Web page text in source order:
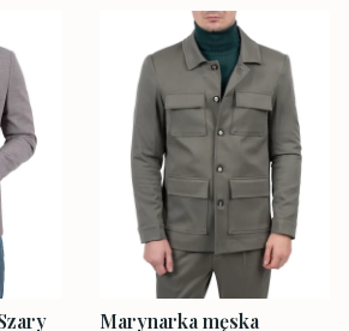
Marynarka męska